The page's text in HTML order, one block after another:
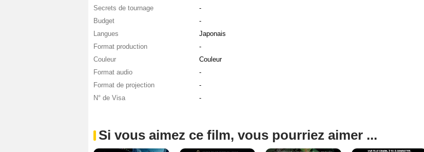
Secrets de tournage
-
Budget
-
Langues
Japonais
Format production
-
Couleur
Couleur
Format audio
-
Format de projection
-
N° de Visa
-
Si vous aimez ce film, vous pourriez aimer ...